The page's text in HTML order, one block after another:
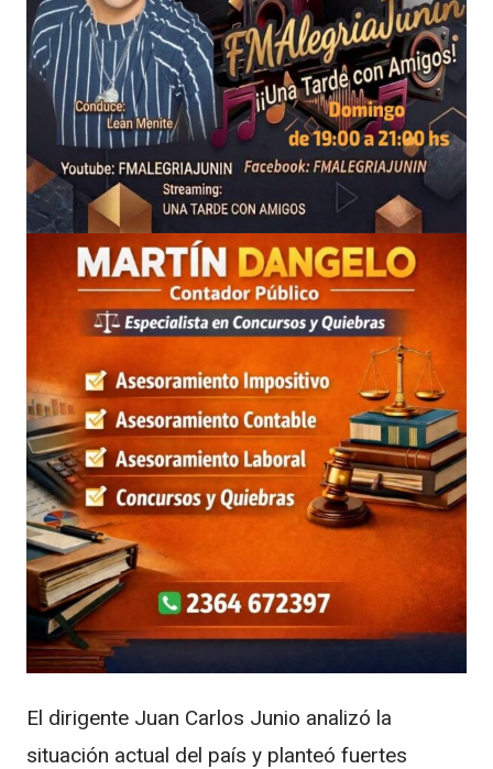
El dirigente Juan Carlos Junio analizó la
situación actual del país y planteó fuertes